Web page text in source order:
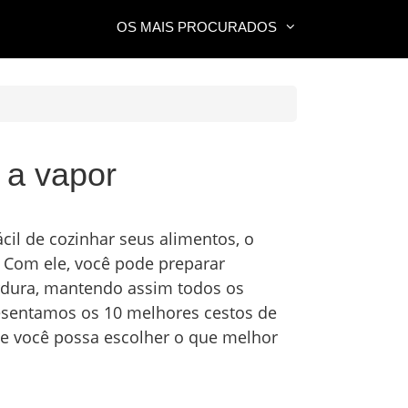
OS MAIS PROCURADOS
vapor
de cozinhar seus alimentos, o
ele, você pode preparar
mantendo assim todos os
os 10 melhores cestos de
você possa escolher o que melhor